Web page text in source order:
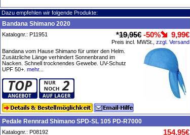
Dazu empfehlen wir folgende Produkte:
Bandana Shimano 2020
Katalognr.: P11951 *19,95€ -50% 9,99€
Preis incl. MWSt., zzgl. Versand
Bandana vom Hause Shimano für unter den Helm.
Zusätzliche Länge verhindert Sonnenbrand im
Nacken. Schnell trocknendes Gewebe. UV-Schutz
UPF 50+. mehr...
Pedale Rennrad Shimano SPD-SL 105 PD-R7000
Katalognr.: P08192 154,95€